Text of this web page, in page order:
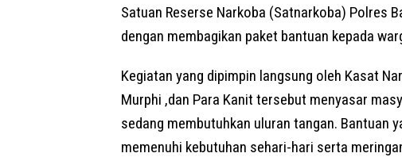
Satuan Reserse Narkoba (Satnarkoba) Polres
dengan membagikan paket bantuan kepada
Kegiatan yang dipimpin langsung oleh Kasat
Murphi ,dan Para Kanit tersebut menyasar
sedang membutuhkan uluran tangan. Bantuan
memenuhi kebutuhan sehari-hari serta